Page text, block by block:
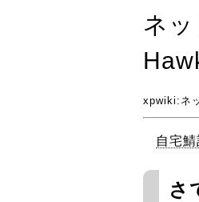
ネッ
xpwiki :ネ
自宅
さ